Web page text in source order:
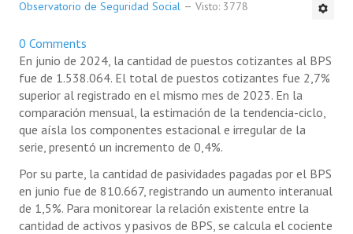
NOTICIAS
INFORMES
INVESTIGACIONES
Observatorio de Seguridad Social Visto: 3778
0 Comments
En junio de 2024, la cantidad de puestos cotizantes al BPS
fue de 1.538.064. El total de puestos cotizantes fue 2,7%
superior al registrado en el mismo mes de 2023. En la
comparación mensual, la estimación de la tendencia-ciclo,
que aísla los componentes estacional e irregular de la
serie, presentó un incremento de 0,4%.
Por su parte, la cantidad de pasividades pagadas por el BPS
en junio fue de 810.667, registrando un aumento interanual
de 1,5%. Para monitorear la relación existente entre la
cantidad de activos y pasivos de BPS, se calcula el cociente